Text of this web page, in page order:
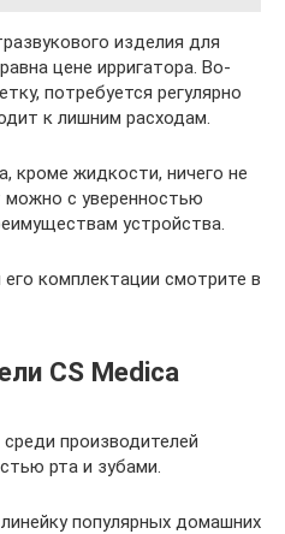
изделия для
цене ирригатора. Во-
потребуется регулярно
к лишним расходам.
кроме жидкости, ничего не
с уверенностью
устройства.
комплектации смотрите в
CS Medica
производителей
рта и зубами.
популярных домашних